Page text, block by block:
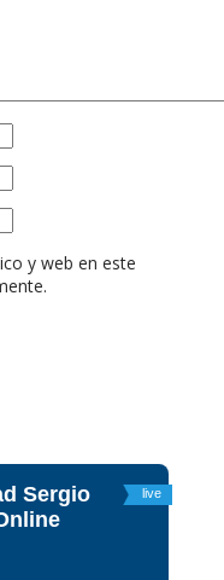
y web en este